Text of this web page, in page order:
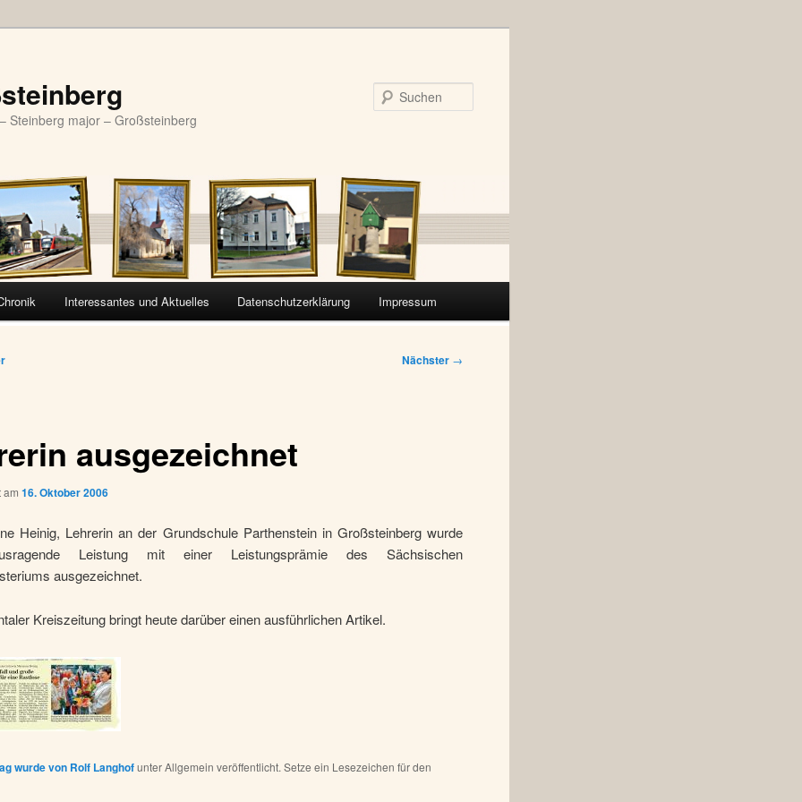
Steinberg major – Großsteinberg
Interessantes und Aktuelles Datenschutzerklärung Impressum
Nächster →
ausgezeichnet
am16. Oktober 2006
Heinig, Lehrerin an der Grundschule Parthenstein in Großsteinberg wurde
Leistung mit einer Leistungsprämie des Sächsischen
ausgezeichnet.
Kreiszeitung bringt heute darüber einen ausführlichen Artikel.
wurde von Rolf Langhofunter Allgemein veröffentlicht. Setze ein Lesezeichen für den